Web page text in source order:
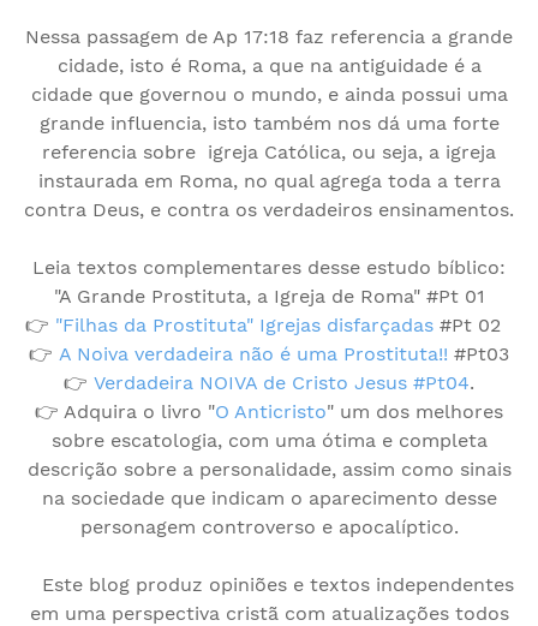
Nessa passagem de Ap 17:18 faz referencia a grande
cidade, isto é Roma, a que na antiguidade é a
cidade que governou o mundo, e ainda possui uma
grande influencia, isto também nos dá uma forte
referencia sobre igreja Católica, ou seja, a igreja
instaurada em Roma, no qual agrega toda a terra
contra Deus, e contra os verdadeiros ensinamentos.
Leia textos complementares desse estudo bíblico:
"A Grande Prostituta, a Igreja de Roma" #Pt 01
👉 "Filhas da Prostituta" Igrejas disfarçadas #Pt 02
👉 A Noiva verdadeira não é uma Prostituta!! #Pt03
👉 Verdadeira NOIVA de Cristo Jesus #Pt04.
👉 Adquira o livro "O Anticristo" um dos melhores
sobre escatologia, com uma ótima e completa
descrição sobre a personalidade, assim como sinais
na sociedade que indicam o aparecimento desse
personagem controverso e apocalíptico.
Este blog produz opiniões e textos independentes
em uma perspectiva cristã com atualizações todos